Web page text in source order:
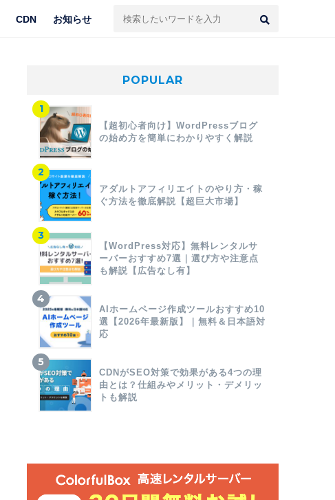
CDN お知らせ
POPULAR
【超初心者向け】WordPressブログ
の始め方を簡単にわかりやすく解説
アダルトアフィリエイトのやり方・稼
ぐ方法を徹底解説【超巨大市場】
【WordPress対応】無料レンタルサ
ーバーおすすめ7選｜選び方や注意点
も解説【広告なし有】
AIホームページ作成ツールおすすめ10
選【2026年最新版】｜無料＆日本語対
応
CDNがSEO対策で効果がある4つの理
由とは？仕組みやメリット・デメリッ
トも解説